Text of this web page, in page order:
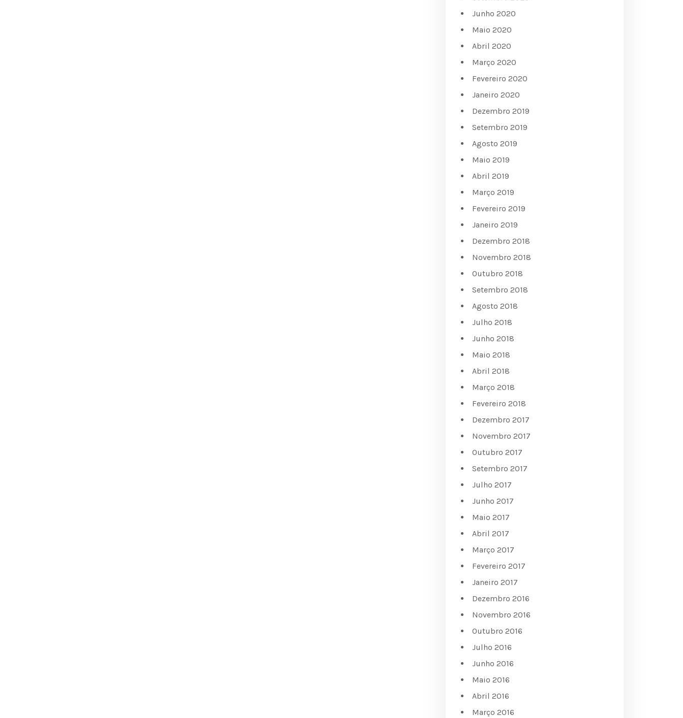
Junho 2020
Maio 2020
Abril 2020
Março 2020
Fevereiro 2020
Janeiro 2020
Dezembro 2019
Setembro 2019
Agosto 2019
Maio 2019
Abril 2019
Março 2019
Fevereiro 2019
Janeiro 2019
Dezembro 2018
Novembro 2018
Outubro 2018
Setembro 2018
Agosto 2018
Julho 2018
Junho 2018
Maio 2018
Abril 2018
Março 2018
Fevereiro 2018
Dezembro 2017
Novembro 2017
Outubro 2017
Setembro 2017
Julho 2017
Junho 2017
Maio 2017
Abril 2017
Março 2017
Fevereiro 2017
Janeiro 2017
Dezembro 2016
Novembro 2016
Outubro 2016
Julho 2016
Junho 2016
Maio 2016
Abril 2016
Março 2016